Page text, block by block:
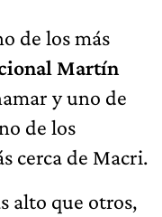
de los más
Martín
y uno de
de los
cerca de Macri.
alto que otros,